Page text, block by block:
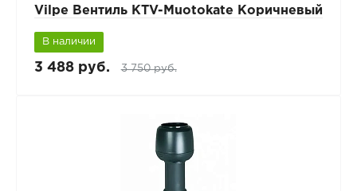
Vilpe Вентиль КТV-Muotokate Коричневый
В наличии
3 488 руб. 3 750 руб.